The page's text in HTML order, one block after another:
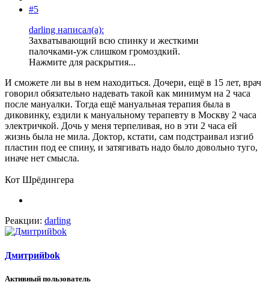
#5
darling написал(а):
Захватывающий всю спинку и жесткими
палочками-уж слишком громоздкий.
Нажмите для раскрытия...
И сможете ли вы в нем находиться. Дочери, ещё в 15 лет, врач
говорил обязательно надевать такой как минимум на 2 часа
после мануалки. Тогда ещё мануальная терапия была в
диковинку, ездили к мануальному терапевту в Москву 2 часа
электричкой. Дочь у меня терпеливая, но в эти 2 часа ей
жизнь была не мила. Доктор, кстати, сам подстраивал изгиб
пластин под ее спину, и затягивать надо было довольно туго,
иначе нет смысла.
Кот Шрёдингера
Реакции: darling
Дмитрийbok
Активный пользователь